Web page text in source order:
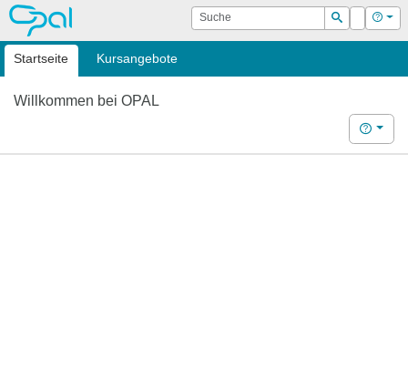
OPAL Suche
Suchen
Login Hilfe
Startseite Kursangebote
Willkommen bei OPAL
Hilfe